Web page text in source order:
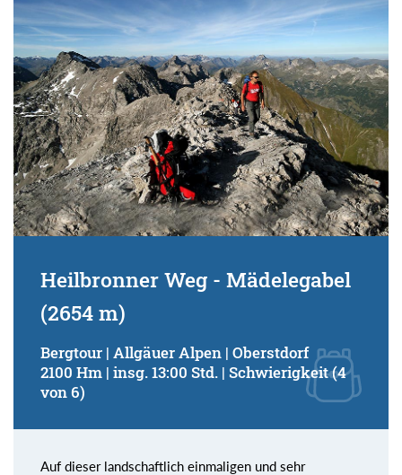
Heilbronner Weg - Mädelegabel
(2654 m)
Bergtour | Allgäuer Alpen | Oberstdorf
2100 Hm | insg. 13:00 Std. | Schwierigkeit (4
von 6)
Auf dieser landschaftlich einmaligen und sehr